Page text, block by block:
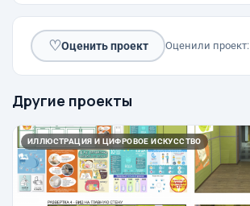
♡Оценить проект Оценили проект:
Другие проекты
ИЛЛЮСТРАЦИЯ И ЦИФРОВОЕ ИСКУССТВО